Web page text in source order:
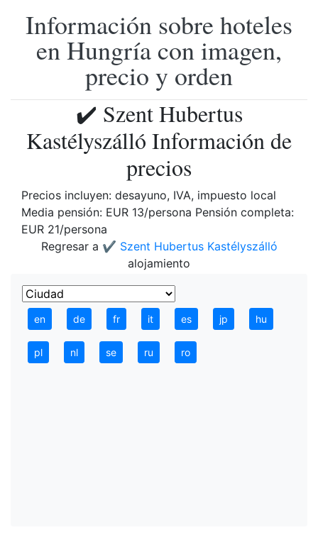
Información sobre hoteles
en Hungría con imagen,
precio y orden
✔️ Szent Hubertus
Kastélyszálló Información de
precios
Precios incluyen: desayuno, IVA, impuesto local
Media pensión: EUR 13/persona Pensión completa:
EUR 21/persona
Regresar a ✔️ Szent Hubertus Kastélyszálló
alojamiento
en de fr it es jp hu
pl nl se ru ro